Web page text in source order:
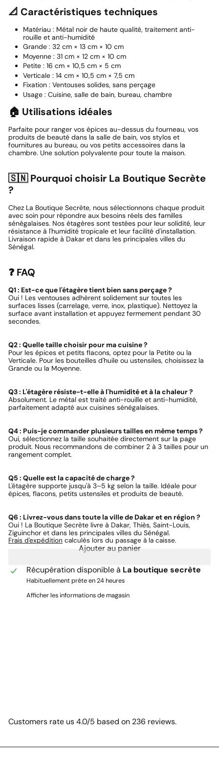
📐 Caractéristiques techniques
Matériau : Métal noir de haute qualité, traitement anti-
rouille et anti-humidité
Grande : 32 cm × 13 cm × 10 cm
Moyenne : 31 cm × 12 cm × 10 cm
Petite : 16 cm × 10,5 cm × 5 cm
Verticale : 14 cm × 10,5 cm × 7,5 cm
Fixation : Ventouses solides, sans perçage
Usage : Cuisine, salle de bain, bureau, chambre
🏠 Utilisations idéales
Parfaite pour ranger vos épices au-dessus du fourneau, vos
produits de beauté dans la salle de bain, vos stylos et
fournitures au bureau, ou vos petits accessoires dans la
chambre. Une solution polyvalente pour toute la maison.
🇸🇳 Pourquoi choisir La Boutique Secrète
?
Chez La Boutique Secrète, nous sélectionnons chaque produit
avec soin pour répondre aux besoins réels des familles
sénégalaises. Nos étagères sont testées pour leur solidité, leur
résistance à l'humidité tropicale et leur facilité d'installation.
Livraison rapide à Dakar et dans les principales villes du
Sénégal.
❓ FAQ
Q1 : Est-ce que l'étagère tient bien sans perçage ?
Oui ! Les ventouses adhèrent solidement sur toutes les
surfaces lisses (carrelage, verre, inox, plastique). Nettoyez la
surface avant installation et appuyez fermement pendant 30
secondes.
Q2 : Quelle taille choisir pour ma cuisine ?
Pour les épices et petits flacons, optez pour la Petite ou la
Verticale. Pour les bouteilles d'huile ou ustensiles, choisissez la
Grande ou la Moyenne.
Q3 : L'étagère résiste-t-elle à l'humidité et à la chaleur ?
Absolument. Le métal est traité anti-rouille et anti-humidité,
parfaitement adapté aux cuisines sénégalaises.
Q4 : Puis-je commander plusieurs tailles en même temps ?
Oui, sélectionnez la taille souhaitée directement sur la page
produit. Nous recommandons de combiner 2 à 3 tailles pour un
rangement complet.
Q5 : Quelle est la capacité de charge ?
L'étagère supporte jusqu'à 3–5 kg selon la taille. Idéale pour
épices, flacons, petits ustensiles et produits de beauté.
Q6 : Livrez-vous dans toute la ville de Dakar et en région ?
Oui ! La Boutique Secrète livre à Dakar, Thiès, Saint-Louis,
Ziguinchor et dans les principales villes du Sénégal.
Frais d'expédition calculés lors du passage à la caisse.
Ajouter au panier
Récupération disponible à La boutique secrète
Habituellement prête en 24 heures
Afficher les informations de magasin
Customers rate us 4.0/5 based on 236 reviews.